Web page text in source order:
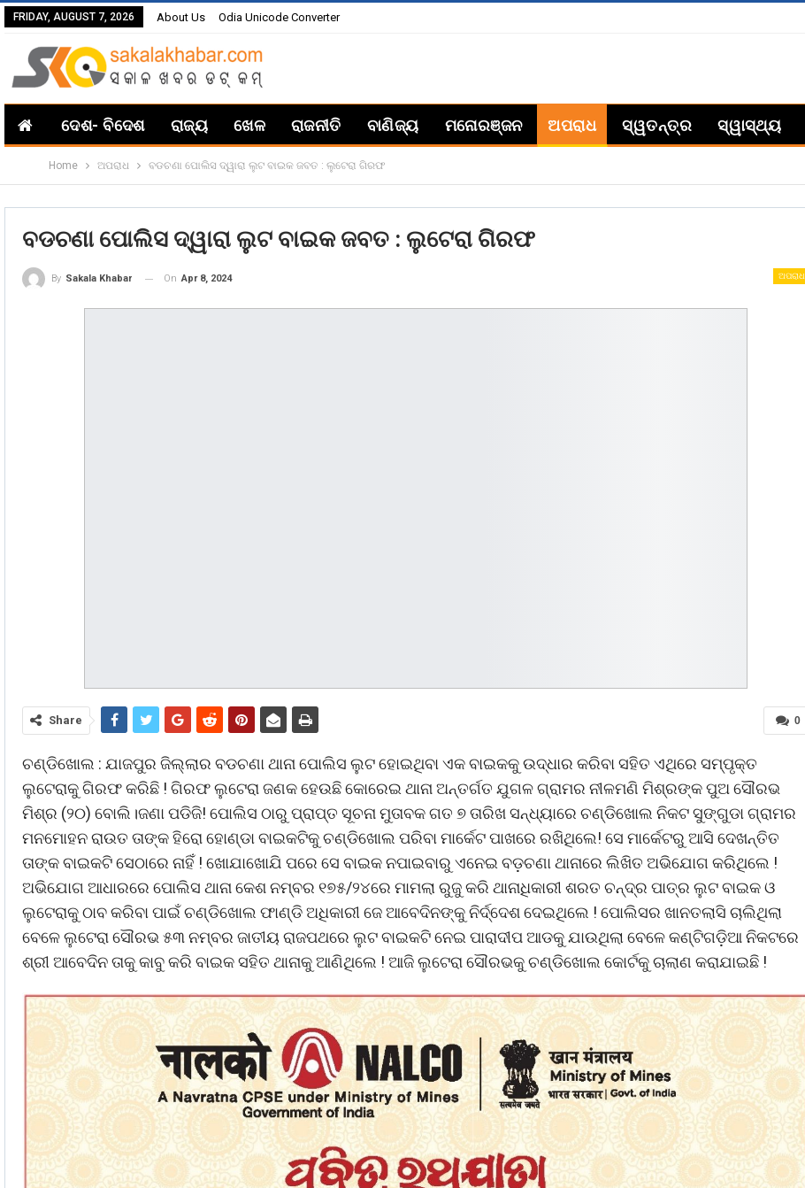
FRIDAY, AUGUST 7, 2026 About Us Odia Unicode Converter
ଦେଶ- ବିଦେଶ ରାଜ୍ୟ ଖେଳ ରାଜନୀତି ବାଣିଜ୍ୟ ମନୋରଞ୍ଜନ ଅପରାଧ ସ୍ୱତନ୍ତ୍ର ସ୍ୱାସ୍ଥ୍ୟ
Home ଅପରାଧ ବଡଚଣା ପୋଲିସ ଦ୍ୱାରା ଲୁଟ ବାଇକ ଜବତ : ଲୁଟେରା ଗିରଫ
ବଡଚଣା ପୋଲିସ ଦ୍ୱାରା ଲୁଟ ବାଇକ ଜବତ : ଲୁଟେରା ଗିରଫ
ଅପରାଧ
By Sakala Khabar On Apr 8, 2024
0
Share
ଚଣ୍ଡିଖୋଲ : ଯାଜପୁର ଜିଲ୍ଲାର ବଡଚଣା ଥାନା ପୋଲିସ ଲୁଟ ହୋଇଥିବା ଏକ ବାଇକକୁ ଉଦ୍ଧାର କରିବା ସହିତ ଏଥିରେ ସମ୍ପୃକ୍ତ
ଲୁଟେରାକୁ ଗିରଫ କରିଛି ! ଗିରଫ ଲୁଟେରା ଜଣକ ହେଉଛି କୋରେଇ ଥାନା ଅନ୍ତର୍ଗତ ଯୁଗଳ ଗ୍ରାମର ନୀଳମଣି ମିଶ୍ରଙ୍କ ପୁଅ ସୌରଭ
ମିଶ୍ର (୨୦) ବୋଲି।ଜଣା ପଡିଜି! ପୋଲିସ ଠାରୁ ପ୍ରାପ୍ତ ସୂଚନା ମୁତାବକ ଗତ ୭ ତାରିଖ ସନ୍ଧ୍ୟାରେ ଚଣ୍ଡିଖୋଲ ନିକଟ ସୁଙ୍ଗୁଡା ଗ୍ରାମର
ମନମୋହନ ରାଉତ ତାଙ୍କ ହିରୋ ହୋଣ୍ଡା ବାଇକଟିକୁ ଚଣ୍ଡିଖୋଲ ପରିବା ମାର୍କେଟ ପାଖରେ ରଖିଥିଲେ! ସେ ମାର୍କେଟରୁ ଆସି ଦେଖନ୍ତିତ
ତାଙ୍କ ବାଇକଟି ସେଠାରେ ନାହିଁ ! ଖୋଯାଖୋଯି ପରେ ସେ ବାଇକ ନପାଇବାରୁ ଏନେଇ ବଡ଼ଚଣା ଥାନାରେ ଲିଖିତ ଅଭିଯୋଗ କରିଥିଲେ !
ଅଭିଯୋଗ ଆଧାରରେ ପୋଲିସ ଥାନା କେଶ ନମ୍ବର ୧୭୫/୨୪ରେ ମାମଲା ରୁଜୁ କରି ଥାନାଧିକାରୀ ଶରତ ଚନ୍ଦ୍ର ପାତ୍ର ଲୁଟ ବାଇକ ଓ
ଲୁଟେରାକୁ ଠାବ କରିବା ପାଇଁ ଚଣ୍ଡିଖୋଲ ଫାଣ୍ଡି ଅଧିକାରୀ ଜେ ଆବେଦିନଙ୍କୁ ନିର୍ଦ୍ଦେଶ ଦେଇଥିଲେ ! ପୋଲିସର ଖାନତଲାସି ଚାଲିଥିଲା
ବେଳେ ଲୁଟେରା ସୌରଭ ୫୩ ନମ୍ବର ଜାତୀୟ ରାଜପଥରେ ଲୁଟ ବାଇକଟି ନେଇ ପାରାଦୀପ ଆଡକୁ ଯାଉଥିଲା ବେଳେ କଣ୍ଟିଗଡ଼ିଆ ନିକଟରେ
ଶ୍ରୀ ଆବେଦିନ ତାକୁ କାବୁ କରି ବାଇକ ସହିତ ଥାନାକୁ ଆଣିଥିଲେ ! ଆଜି ଲୁଟେରା ସୌରଭକୁ ଚଣ୍ଡିଖୋଲ କୋର୍ଟକୁ ଚାଲାଣ କରାଯାଇଛି !